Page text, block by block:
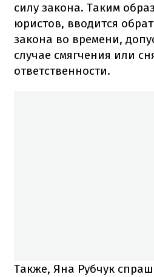
силу закона. Таким
юристов, вводится
закона во времени,
случае смягчения или
ответственности.
Также, Яна Рубчук